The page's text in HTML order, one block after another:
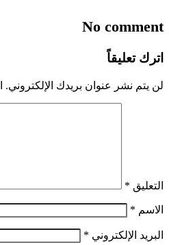
No comment
اترك تعليقاً
لن يتم نشر عنوان بريدك الإلكتروني.
التعليق *
الاسم *
البريد الإلكتروني *